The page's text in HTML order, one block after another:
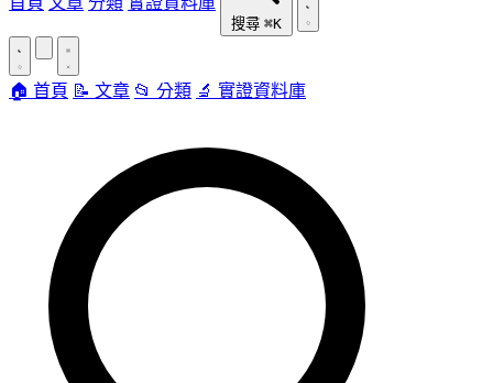
搜尋 ⌘K
🏠 首頁 📝 文章 📂 分類 🔬 實證資料庫